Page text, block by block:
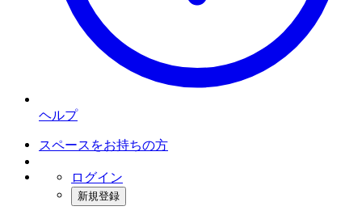
ヘルプ
スペースをお持ちの方
ログイン
新規登録